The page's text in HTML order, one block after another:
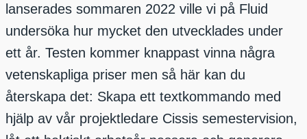
lanserades sommaren 2022 ville vi på Fluid
undersöka hur mycket den utvecklades under
ett år. Testen kommer knappast vinna några
vetenskapliga priser men så här kan du
återskapa det: Skapa ett textkommando med
hjälp av vår projektledare Cissis semestervision,